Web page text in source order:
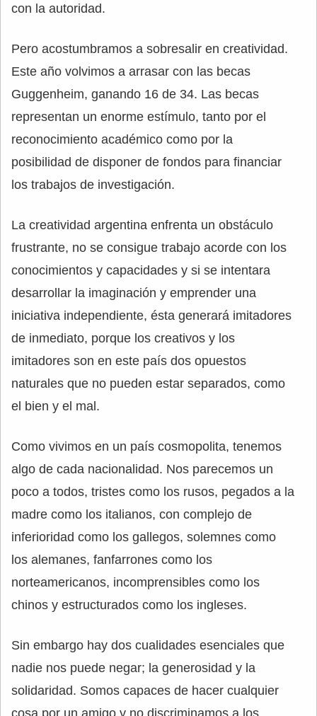
con la autoridad.
Pero acostumbramos a sobresalir en creatividad.
Este año volvimos a arrasar con las becas
Guggenheim, ganando 16 de 34. Las becas
representan un enorme estímulo, tanto por el
reconocimiento académico como por la
posibilidad de disponer de fondos para financiar
los trabajos de investigación.
La creatividad argentina enfrenta un obstáculo
frustrante, no se consigue trabajo acorde con los
conocimientos y capacidades y si se intentara
desarrollar la imaginación y emprender una
iniciativa independiente, ésta generará imitadores
de inmediato, porque los creativos y los
imitadores son en este país dos opuestos
naturales que no pueden estar separados, como
el bien y el mal.
Como vivimos en un país cosmopolita, tenemos
algo de cada nacionalidad. Nos parecemos un
poco a todos, tristes como los rusos, pegados a la
madre como los italianos, con complejo de
inferioridad como los gallegos, solemnes como
los alemanes, fanfarrones como los
norteamericanos, incomprensibles como los
chinos y estructurados como los ingleses.
Sin embargo hay dos cualidades esenciales que
nadie nos puede negar; la generosidad y la
solidaridad. Somos capaces de hacer cualquier
cosa por un amigo y no discriminamos a los